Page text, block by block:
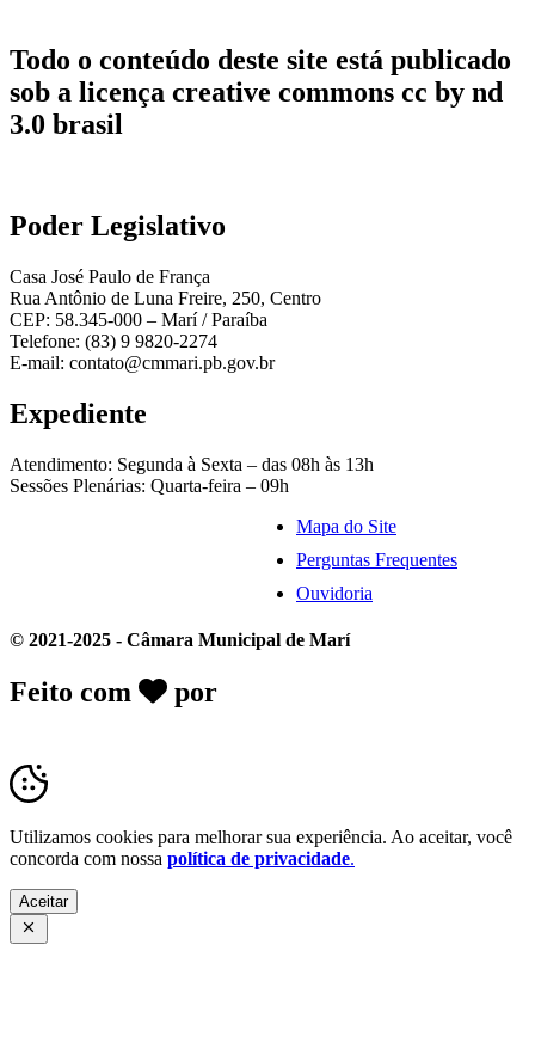
Todo o conteúdo deste site está publicado
sob a licença creative commons cc by nd
3.0 brasil
Poder Legislativo
Casa José Paulo de França
Rua Antônio de Luna Freire, 250, Centro
CEP: 58.345-000 – Marí / Paraíba
Telefone: (83) 9 9820-2274
E-mail: contato@cmmari.pb.gov.br
Expediente
Atendimento: Segunda à Sexta – das 08h às 13h
Sessões Plenárias: Quarta-feira – 09h
Mapa do Site
Perguntas Frequentes
Ouvidoria
© 2021-2025 - Câmara Municipal de Marí
Feito com por
Utilizamos cookies para melhorar sua experiência. Ao aceitar, você
concorda com nossa política de privacidade.
Aceitar